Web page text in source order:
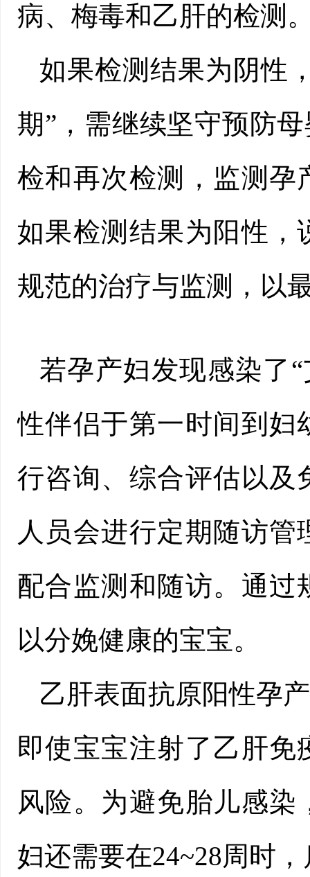
病、梅毒和乙肝的检测
如果检测结果为阴性
期”，需继续坚守预防
检和再次检测，监测孕
如果检测结果为阳性，
规范的治疗与监测，以
若孕产妇发现感染了
性伴侣于第一时间到妇
行咨询、综合评估以及
人员会进行定期随访
配合监测和随访。通过
以分娩健康的宝宝。
乙肝表面抗原阳性孕
即使宝宝注射了乙肝免
风险。为避免胎儿感
妇还需要在24~28周时